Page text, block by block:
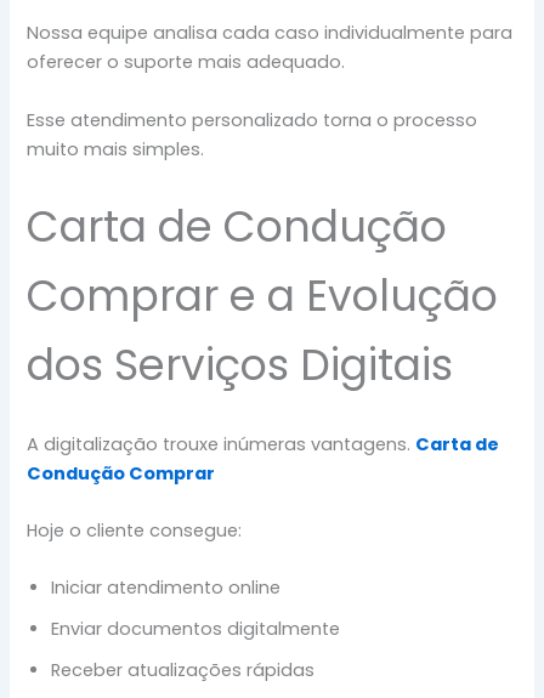
Nossa equipe analisa cada caso individualmente para
oferecer o suporte mais adequado.
Esse atendimento personalizado torna o processo
muito mais simples.
Carta de Condução
Comprar e a Evolução
dos Serviços Digitais
A digitalização trouxe inúmeras vantagens. Carta de
Condução Comprar
Hoje o cliente consegue:
Iniciar atendimento online
Enviar documentos digitalmente
Receber atualizações rápidas